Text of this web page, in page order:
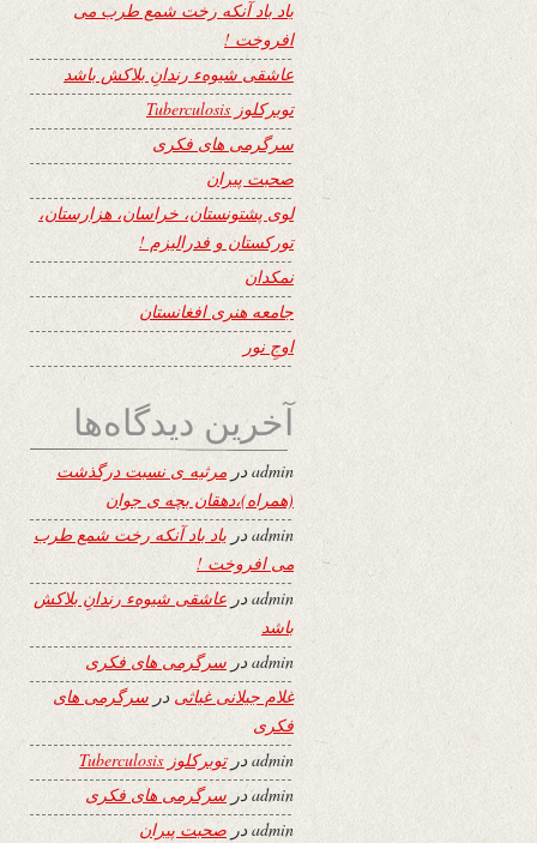
یاد باد آنکه رخت شمع طرب می
افروخت !
عاشقی شیوهء رندانِ بلاکش باشد
توبرکلوز Tuberculosis
سرگرمی های فکری
صحبت پیران
لوی پشتونستان، خراسان، هزارستان،
تورکستان و فدرالیزم !
نمکدان
جامعه هنری افغانستان
اوجِ نور
آخرین دیدگاه‌ها
adminدر مرثیه ی نسبت درگذشت
(همراه)،دهقان بچه ی جوان
admin در یاد باد آنکه رخت شمع طرب
می افروخت !
adminدر عاشقی شیوهء رندانِ بلاکش
باشد
admin در سرگرمی های فکری
غلام جیلانی غیاثی در سرگرمی های
فکری
adminدرتوبرکلوز Tuberculosis
adminدر سرگرمی های فکری
admin در صحبت پیران